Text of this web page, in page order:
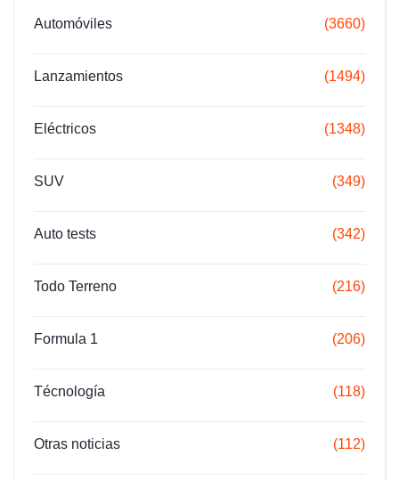
Automóviles (3660)
Lanzamientos (1494)
Eléctricos (1348)
SUV (349)
Auto tests (342)
Todo Terreno (216)
Formula 1 (206)
Técnología (118)
Otras noticias (112)